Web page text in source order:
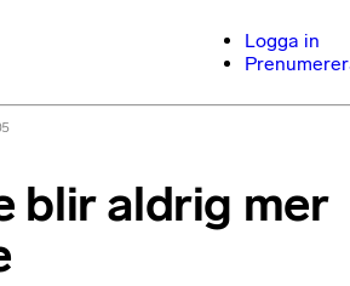
Logga in
blir aldrig mer